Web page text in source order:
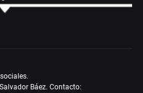
Báez. Contacto: